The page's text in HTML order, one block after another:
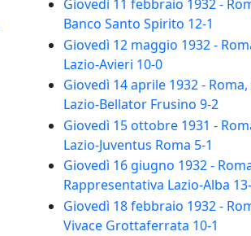
Giovedì 11 febbraio 1932 -
Banco Santo Spirito 12-1
Giovedì 12 maggio 1932 -
Lazio-Avieri 10-0
Giovedì 14 aprile 1932 -
Lazio-Bellator Frusino 9-2
Giovedì 15 ottobre 1931 -
Lazio-Juventus Roma 5-1
Giovedì 16 giugno 1932 -
Rappresentativa Lazio-Alba
Giovedì 18 febbraio 1932 -
Vivace Grottaferrata 10-1